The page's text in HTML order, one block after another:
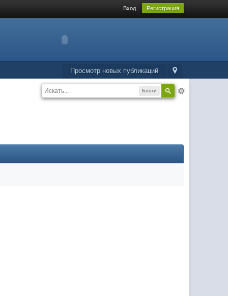
Вход Регистрация
Просмотр новых публикаций
Блоги